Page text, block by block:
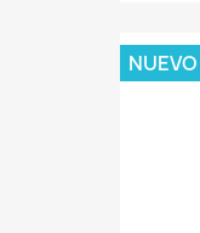
NUEVO